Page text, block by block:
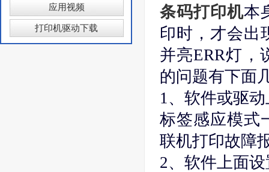
应用视频
打印机驱动下载
条码打印机本
印时，才会出
并亮ERR灯，
的问题有下面
1、软件或驱
标签感应模式
联机打印故障
2、软件上面